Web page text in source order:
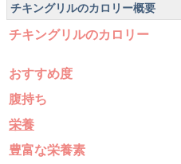
チキングリルのカロリー概要
チキングリルのカロリー
おすすめ度
腹持ち
栄養
豊富な栄養素